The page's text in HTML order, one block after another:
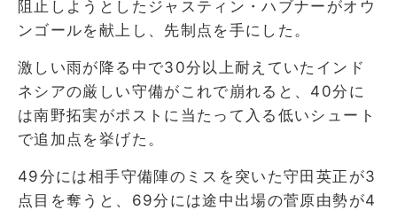
阻止しようとしたジャスティン・ハブナーがオウ
ンゴールを献上し、先制点を手にした。
激しい雨が降る中で30分以上耐えていたインド
ネシアの厳しい守備がこれで崩れると、40分に
は南野拓実がポストに当たって入る低いシュート
で追加点を挙げた。
49分には相手守備陣のミスを突いた守田英正が3
点目を奪うと、69分には途中出場の菅原由勢が4